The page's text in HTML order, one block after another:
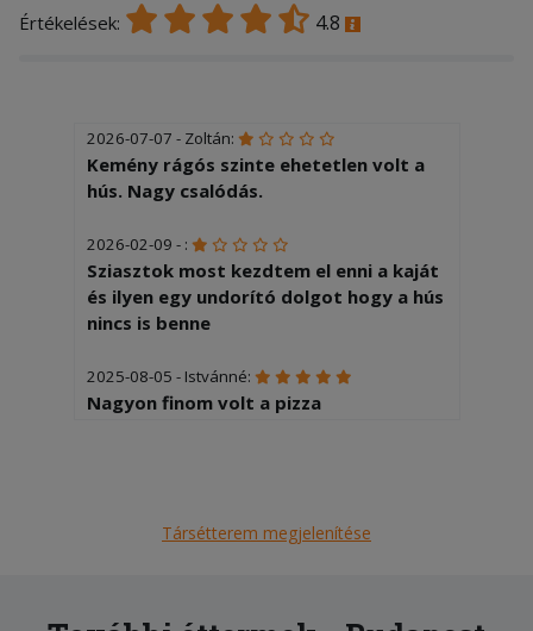
Értékelések: 4.8
2026-07-07 - Zoltán:
Kemény rágós szinte ehetetlen volt a
hús. Nagy csalódás.
2026-02-09 - :
Sziasztok most kezdtem el enni a kaját
és ilyen egy undorító dolgot hogy a hús
nincs is benne
2025-08-05 - Istvánné:
Nagyon finom volt a pizza
Társétterem megjelenítése